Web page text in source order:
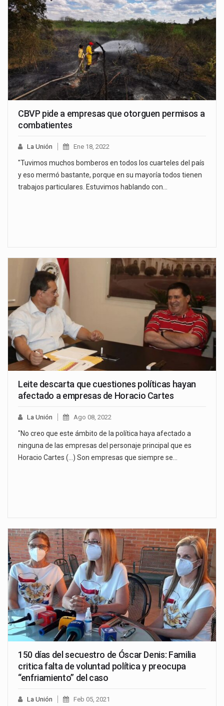
CBVP pide a empresas que otorguen permisos a
combatientes
La Unión Ene 18, 2022
"Tuvimos muchos bomberos en todos los cuarteles del país
y eso mermó bastante, porque en su mayoría todos tienen
trabajos particulares. Estuvimos hablando con…
Leite descarta que cuestiones políticas hayan
afectado a empresas de Horacio Cartes
La Unión Ago 08, 2022
"No creo que este ámbito de la política haya afectado a
ninguna de las empresas del personaje principal que es
Horacio Cartes (...) Son empresas que siempre se…
150 días del secuestro de Óscar Denis: Familia
critica falta de voluntad política y preocupa
“enfriamiento” del caso
La Unión Feb 05, 2021